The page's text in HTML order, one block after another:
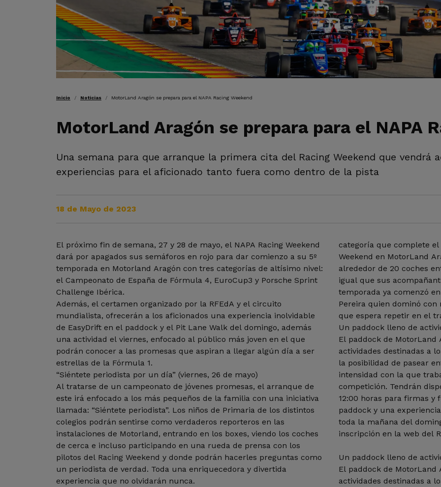
RUTA DE NAVEGACIÓN
Inicio Noticias MotorLand Aragón se prepara para el NAPA Racing Weekend
MotorLand Aragón se prepara para el NAPA
Una semana para que arranque la primera cita del Racing Weekend que vendrá
experiencias para el aficionado tanto fuera como dentro de la pista
18 de Mayo de 2023
El próximo fin de semana, 27 y 28 de mayo, el NAPA Racing Weekend
dará por apagados sus semáforos en rojo para dar comienzo a su 5º
temporada en Motorland Aragón con tres categorías de altísimo nivel:
el Campeonato de España de Fórmula 4, EuroCup3 y Porsche Sprint
Challenge Ibérica.
Además, el certamen organizado por la RFEdA y el circuito
mundialista, ofrecerán a los aficionados una experiencia inolvidable
de EasyDrift en el paddock y el Pit Lane Walk del domingo, además
una actividad el viernes, enfocado al público más joven en el que
podrán conocer a las promesas que aspiran a llegar algún día a ser
estrellas de la Fórmula 1.
“Siéntete periodista por un día” (viernes, 26 de mayo)
Al tratarse de un campeonato de jóvenes promesas, el arranque de
este irá enfocado a los más pequeños de la familia con una iniciativa
llamada: “Siéntete periodista”. Los niños de Primaria de los distintos
colegios podrán sentirse como verdaderos reporteros en las
instalaciones de Motorland, entrando en los boxes, viendo los coches
de cerca e incluso participando en una rueda de prensa con los
pilotos del Racing Weekend y donde podrán hacerles preguntas como
un periodista de verdad. Toda una enriquecedora y divertida
experiencia que no olvidarán nunca.
categoría que complete el
Weekend en MotorLand
alrededor de 20 coches
igual que sus
temporada ya comenzó
Pereira quien dominó con
que espera repetir en el
Un paddock lleno de
El paddock de MotorLand
actividades destinadas a
la posibilidad de pasear
intensidad con la que
competición. Tendrán
12:00 horas para firmas y
paddock y una
toda la mañana del
inscripción en la web del
Un paddock lleno de
El paddock de MotorLand
actividades destinadas a